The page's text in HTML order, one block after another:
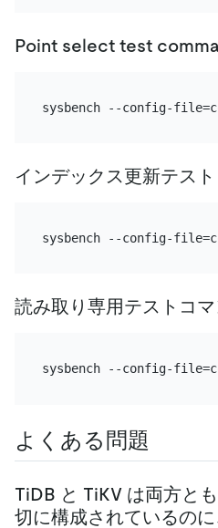
Point select test
インデックス更新テス
読み取り専用テストコマ
よくある問題
TiDB と TiKV は両方と
切に構成されているの